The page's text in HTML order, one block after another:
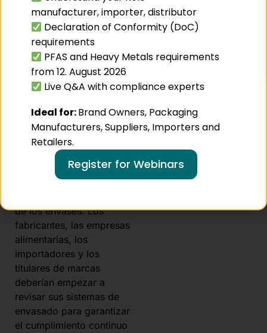
cumplimiento
de la
normativa
en materia
de envases?
La prohibición del BPA
conlleva nuevas
obligaciones para las
empresas a lo largo de
de los envases. Los
fabricantes, las empresas
alimentarias, los
importadores y los
titulares de marcas
deberían empezar a
revisar sus sistemas de
envasado para garantizar
el cumplimiento continuo
manufacturer, importer, distributor
Declaration of Conformity (DoC)
requirements
PFAS and Heavy Metals requirements
from 12. August 2026
Live Q&A with compliance experts
Ideal for:Brand Owners, Packaging
Manufacturers, Suppliers, Importers and
Retailers.
Register for Webinars